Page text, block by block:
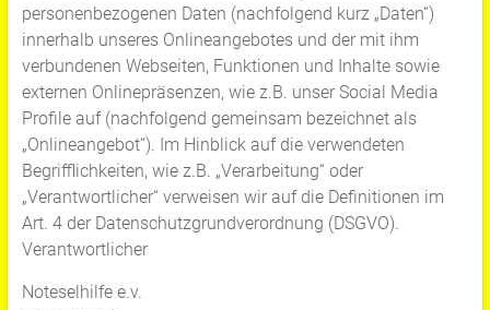
personenbezogenen Daten (nachfolgend kurz „Daten“)
innerhalb unseres Onlineangebotes und der mit ihm
verbundenen Webseiten, Funktionen und Inhalte sowie
externen Onlinepräsenzen, wie z.B. unser Social Media
Profile auf (nachfolgend gemeinsam bezeichnet als
„Onlineangebot“). Im Hinblick auf die verwendeten
Begrifflichkeiten, wie z.B. „Verarbeitung“ oder
„Verantwortlicher“ verweisen wir auf die Definitionen im
Art. 4 der Datenschutzgrundverordnung (DSGVO).
Verantwortlicher
Noteselhilfe e.v.